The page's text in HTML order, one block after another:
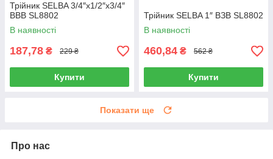
Трійник SELBA 3/4″х1/2″х3/4″
ВВВ SL8802
В наявності
187,78 ₴ 229 ₴
Купити
Трійник SELBA 1″ ВЗВ SL8802
В наявності
460,84 ₴ 562 ₴
Купити
Показати ще
Про нас